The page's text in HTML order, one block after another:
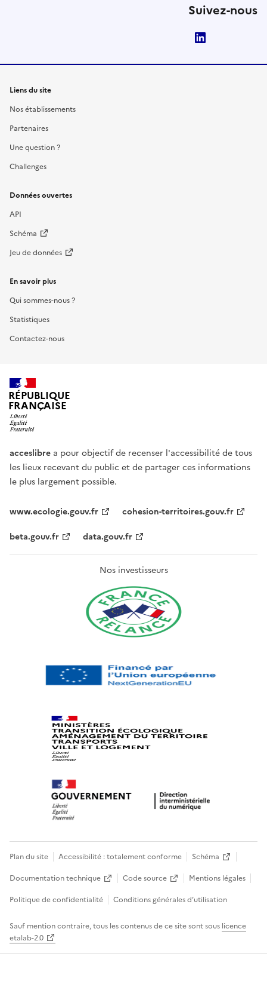
Suivez-nous
Liens du site
Nos établissements
Partenaires
Une question ?
Challenges
Données ouvertes
API
Schéma
Jeu de données
En savoir plus
Qui sommes-nous ?
Statistiques
Contactez-nous
RÉPUBLIQUE
FRANÇAISE
acceslibre a pour objectif de recenser l'accessibilité de tous
les lieux recevant du public et de partager ces informations
le plus largement possible.
www.ecologie.gouv.fr
cohesion-territoires.gouv.fr
beta.gouv.fr
data.gouv.fr
Nos investisseurs
Plan du site Accessibilité : totalement conforme
Schéma
Documentation technique
Code source
Mentions légales
Politique de confidentialité
Conditions générales d’utilisation
Sauf mention contraire, tous les contenus de ce site sont sous licence
etalab-2.0